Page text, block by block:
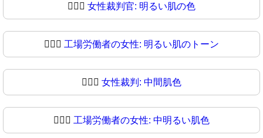
👩🏻‍⚖️ 女性裁判官: 明るい肌の色
👩🏻‍⚖ 工場労働者の女性: 明るい肌のトーン
👩🏼‍⚖️ 女性裁判: 中間肌色
👩🏼‍⚖ 工場労働者の女性: 中明るい肌色